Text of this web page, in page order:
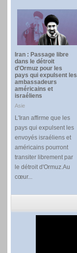
Iran : Passage libre
dans le détroit
d'Ormuz pour les
pays qui expulsent les
ambassadeurs
américains et
israéliens
Asie
L'Iran affirme que les
pays qui expulsent les
envoyés israéliens et
américains pourront
transiter librement par
le détroit d'Ormuz.Au
cœur...